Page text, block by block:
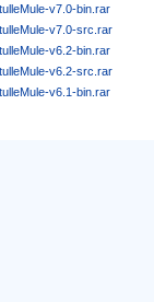
v7.0-bin.rar
v7.0-src.rar
v6.2-bin.rar
v6.2-src.rar
v6.1-bin.rar